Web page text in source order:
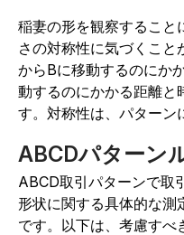
稲妻の形を観察するこ
さの対称性に気づくこ
からBに移動するのにか
動するのにかかる距離と
す。対称性は、パターン
ABCDパターン
ABCD取引パターンで取
形状に関する具体的な測
です。以下は、考慮すべ